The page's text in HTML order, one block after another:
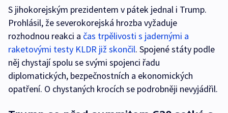
S jihokorejským prezidentem v pátek jednal i Trump.
Prohlásil, že severokorejská hrozba vyžaduje
rozhodnou reakci a čas trpělivosti s jadernými a
raketovými testy KLDR již skončil. Spojené státy podle
něj chystají spolu se svými spojenci řadu
diplomatických, bezpečnostních a ekonomických
opatření. O chystaných krocích se podrobněji nevyjádřil.